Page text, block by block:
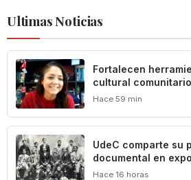
Ultimas Noticias
Fortalecen
cultural
UdeC
Hace 59 min
UdeC comparte su
documental en
sobre la historia de
Hace 16 horas